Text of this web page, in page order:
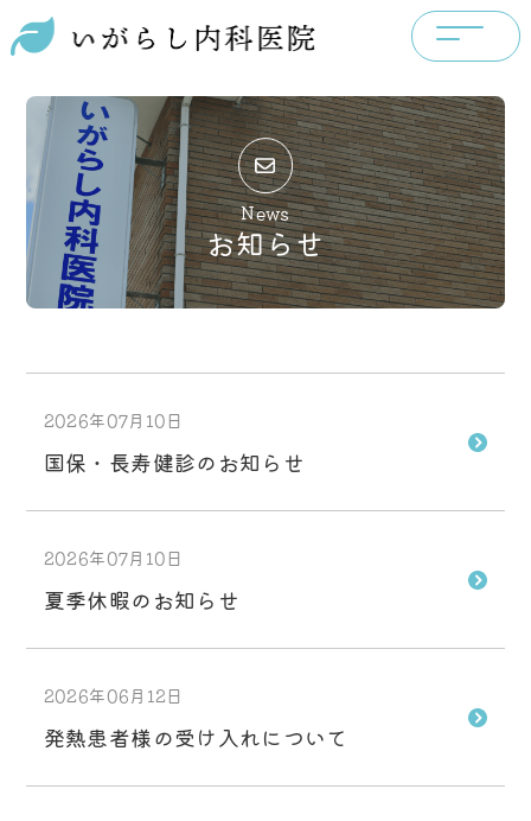
News
お知らせ
2026年07月10日
国保・長寿健診のお知らせ
2026年07月10日
夏季休暇のお知らせ
2026年06月12日
発熱患者様の受け入れについて